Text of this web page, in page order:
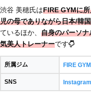
渋谷 美穂氏はFIRE GYMに
児の母でありながら日本/韓
ているほか、 自身のパーソ
気美人トレーナーです
所属ジム FIRE GYM
SNS Instagram